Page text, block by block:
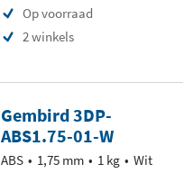
Op voorraad
2 winkels
Gembird 3DP-
ABS1.75-01-W
ABS 1,75 mm 1 kg Wit